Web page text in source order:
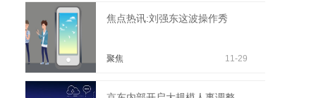
焦点热讯:刘强东这波操作秀
聚焦 11-29